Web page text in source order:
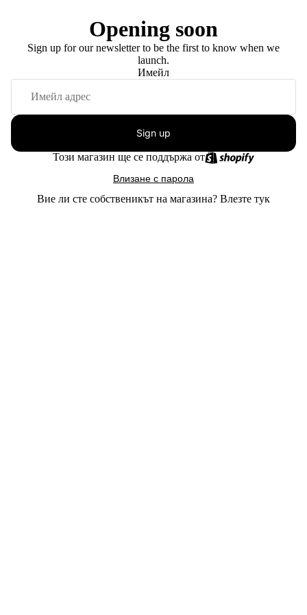
Opening soon
Sign up for our newsletter to be the first to know when we
launch.
Имейл
Sign up
Този магазин ще се поддържа от
Влизане с парола
Вие ли сте собственикът на магазина? Влезте тук